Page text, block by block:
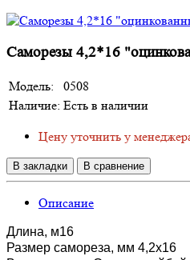
Саморезы 4,2*16
Модель:
0508
Наличие: Есть в наличии
Цену уточнить у
В закладки В сравнение
Описание
Длина, м16
Размер самореза, мм 4,2х16